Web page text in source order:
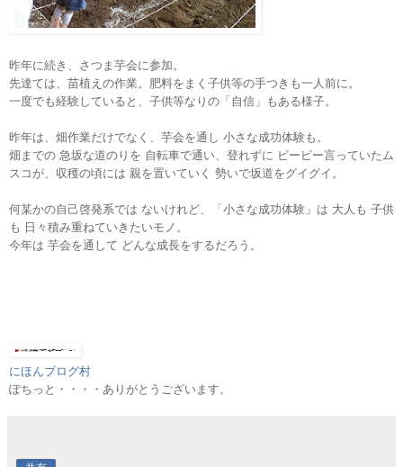
昨年に続き、さつま芋会に参加。
先達ては、苗植えの作業。肥料をまく子供等の手つきも一人前に。
一度でも経験していると、子供等なりの「自信」もある様子。
昨年は、畑作業だけでなく、芋会を通し 小さな成功体験も。
畑までの 急坂な道のりを 自転車で通い、登れずに ビービー言っていたム
スコが、収穫の頃には 親を置いていく 勢いで坂道をグイグイ。
何某かの自己啓発系では ないけれど、「小さな成功体験」は 大人も 子供
も 日々積み重ねていきたいモノ。
今年は 芋会を通して どんな成長をするだろう。
にほんブログ村
ぽちっと・・・・ありがとうございます。